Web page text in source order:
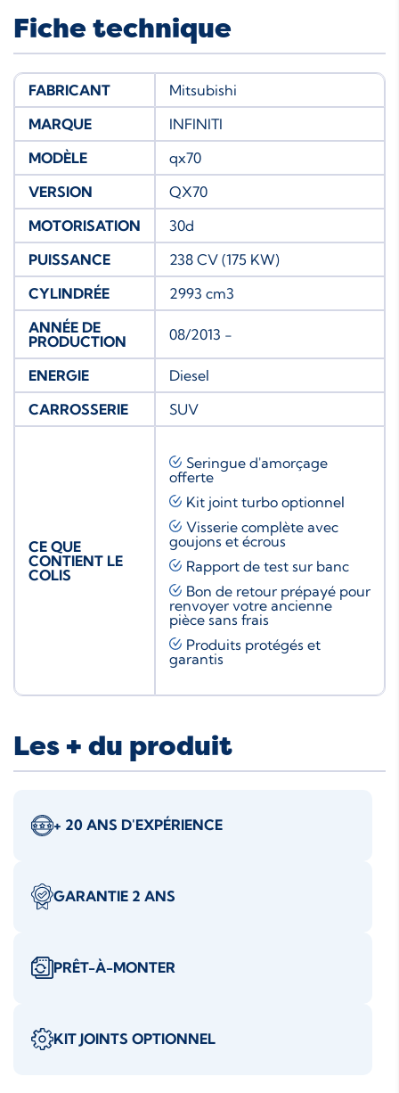
Fiche technique
FABRICANT
Mitsubishi
MARQUE
INFINITI
MODÈLE
qx70
VERSION
QX70
MOTORISATION
30d
PUISSANCE
238 CV (175 KW)
CYLINDRÉE
2993 cm3
ANNÉE DE
PRODUCTION
08/2013 -
ENERGIE
Diesel
CARROSSERIE
SUV
CE QUE
CONTIENT LE
COLIS
Seringue d'amorçage
offerte
Kit joint turbo optionnel
Visserie complète avec
goujons et écrous
Rapport de test sur banc
Bon de retour prépayé pour
renvoyer votre ancienne
pièce sans frais
Produits protégés et
garantis
Les + du produit
+ 20 ANS D'EXPÉRIENCE
GARANTIE 2 ANS
PRÊT-À-MONTER
KIT JOINTS OPTIONNEL